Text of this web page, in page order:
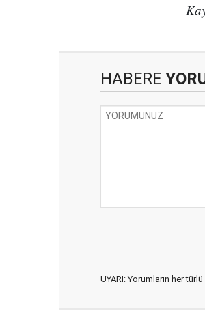
HABERE
UYARI: Yorumların her